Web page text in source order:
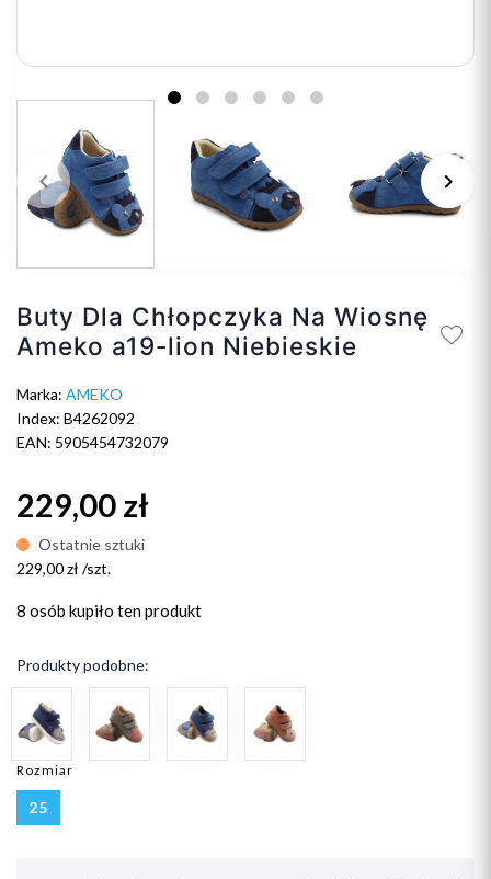
Poprzedni
keyboard_arrow_left keyboard_arrow_right
Buty Dla Chłopczyka Na Wiosnę
Ameko a19-lion Niebieskie
Marka: AMEKO
Index: B4262092
EAN: 5905454732079
229,00 zł
Ostatnie sztuki
229,00 zł /szt.
8 osób kupiło ten produkt
Produkty podobne:
Rozmiar
25